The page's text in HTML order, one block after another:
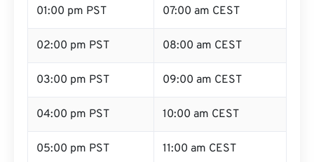
01:00 pm PST 07:00 am CEST
02:00 pm PST 08:00 am CEST
03:00 pm PST 09:00 am CEST
04:00 pm PST 10:00 am CEST
05:00 pm PST 11:00 am CEST